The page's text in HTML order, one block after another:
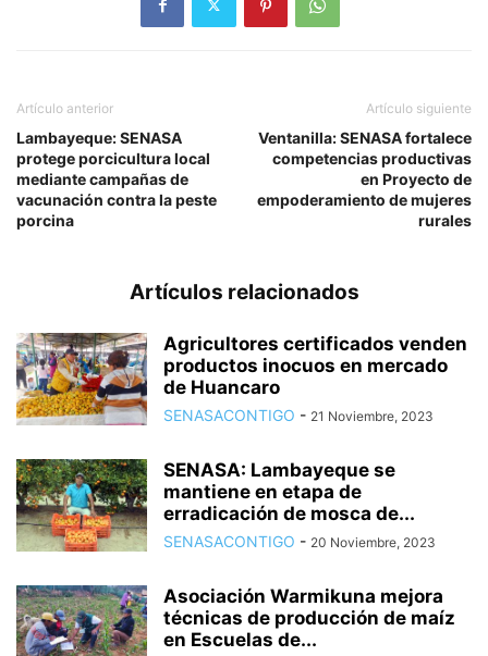
Artículo anterior
Lambayeque: SENASA
protege porcicultura local
mediante campañas de
vacunación contra la peste
porcina
Artículo siguiente
Ventanilla: SENASA fortalece
competencias productivas
en Proyecto de
empoderamiento de mujeres
rurales
Artículos relacionados
Agricultores certificados venden
productos inocuos en mercado
de Huancaro
SENASACONTIGO - 21 Noviembre, 2023
SENASA: Lambayeque se
mantiene en etapa de
erradicación de mosca de...
SENASACONTIGO - 20 Noviembre, 2023
Asociación Warmikuna mejora
técnicas de producción de maíz
en Escuelas de...